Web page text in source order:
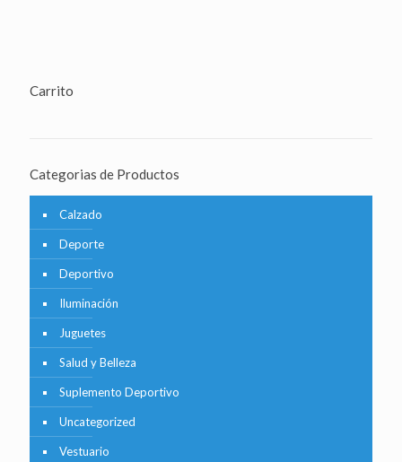
Carrito
Categorias de Productos
Calzado
Deporte
Deportivo
Iluminación
Juguetes
Salud y Belleza
Suplemento Deportivo
Uncategorized
Vestuario